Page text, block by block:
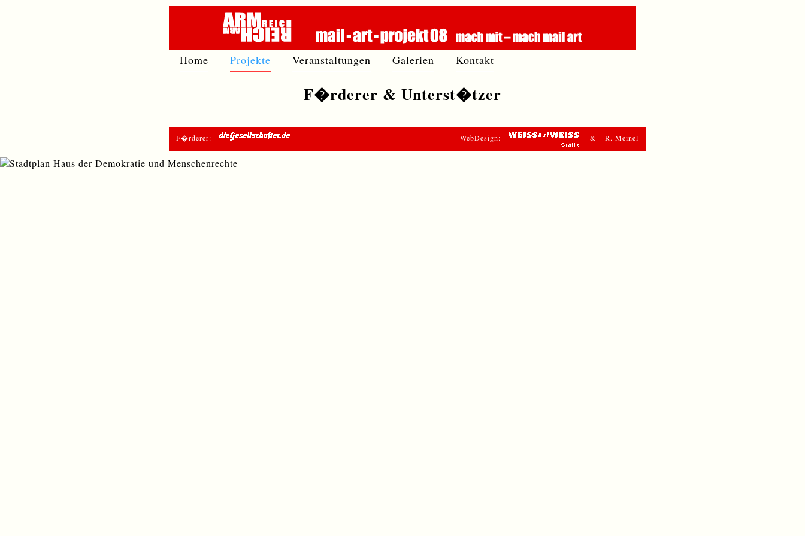
Home Projekte Veranstaltungen Galerien Kontakt
F�rderer & Unterst�tzer
F�rderer: WebDesign: & R. Meinel